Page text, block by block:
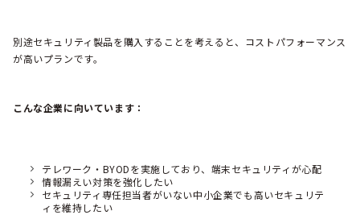
別途セキュリティ製品を購入することを考えると、コストパフォーマンス
が高いプランです。
こんな企業に向いています：
テレワーク・BYODを実施しており、端末セキュリティが心配
情報漏えい対策を強化したい
セキュリティ専任担当者がいない中小企業でも高いセキュリテ
ィを維持したい